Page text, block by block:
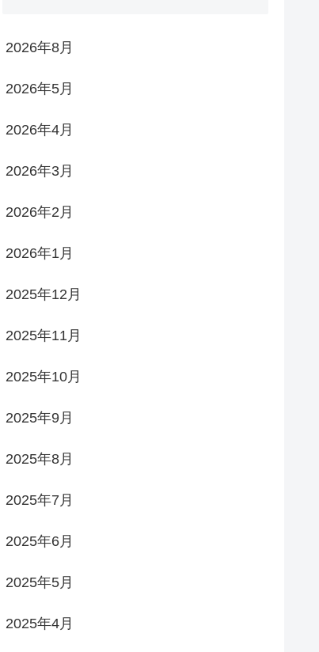
2026年8月
2026年5月
2026年4月
2026年3月
2026年2月
2026年1月
2025年12月
2025年11月
2025年10月
2025年9月
2025年8月
2025年7月
2025年6月
2025年5月
2025年4月